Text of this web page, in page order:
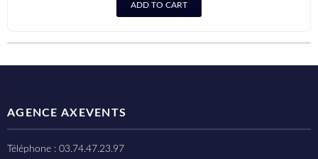
ADD TO CART
AGENCE AXEVENTS
Téléphone : 03.74.47.23.97